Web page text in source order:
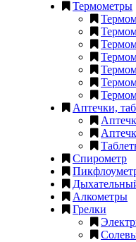
Термометры
Аптечки,
Спирометр
Алкометры
Грелки